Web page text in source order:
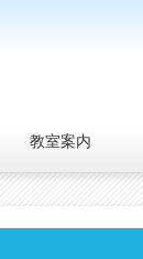
教室案内